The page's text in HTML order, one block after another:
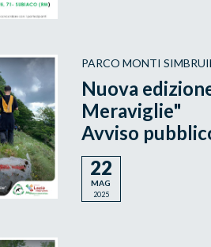
PARCO MONTI
Nuova
Meraviglie"
Avviso
22
MAG
2025